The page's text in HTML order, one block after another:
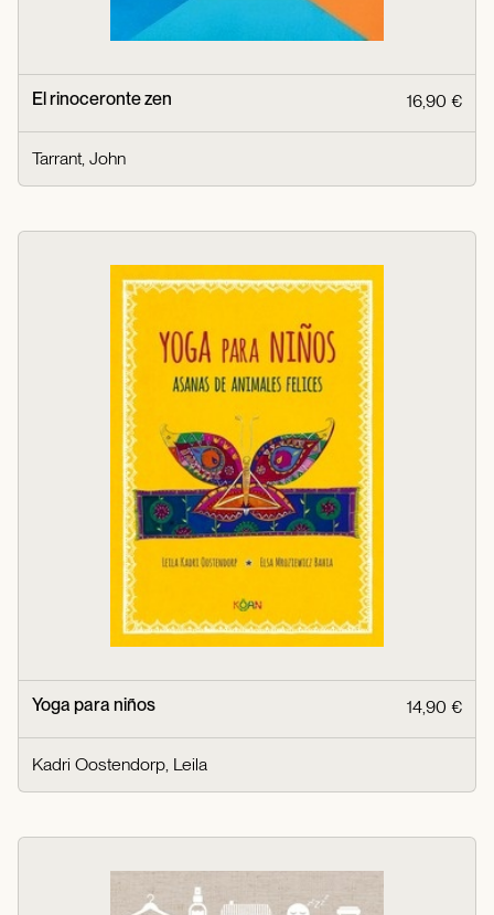
El rinoceronte zen 16,90 €
Tarrant, John
Yoga para niños 14,90 €
Kadri Oostendorp, Leila